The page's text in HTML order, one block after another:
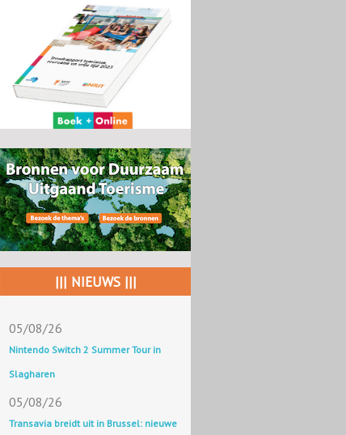
||| NIEUWS |||
05/08/26
Nintendo Switch 2 Summer Tour in
Slagharen
05/08/26
Transavia breidt uit in Brussel: nieuwe